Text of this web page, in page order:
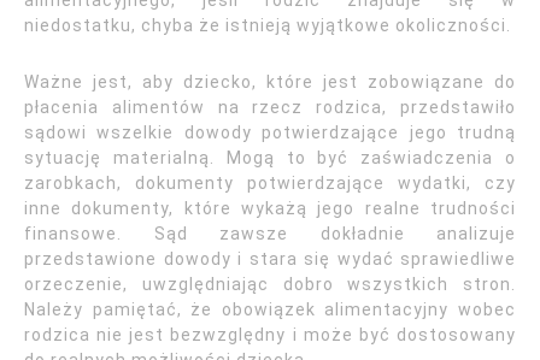
niedostatku, chyba że istnieją wyjątkowe okoliczności.
Ważne jest, aby dziecko, które jest zobowiązane do
płacenia alimentów na rzecz rodzica, przedstawiło
sądowi wszelkie dowody potwierdzające jego trudną
sytuację materialną. Mogą to być zaświadczenia o
zarobkach, dokumenty potwierdzające wydatki, czy
inne dokumenty, które wykażą jego realne trudności
finansowe. Sąd zawsze dokładnie analizuje
przedstawione dowody i stara się wydać sprawiedliwe
orzeczenie, uwzględniając dobro wszystkich stron.
Należy pamiętać, że obowiązek alimentacyjny wobec
rodzica nie jest bezwzględny i może być dostosowany